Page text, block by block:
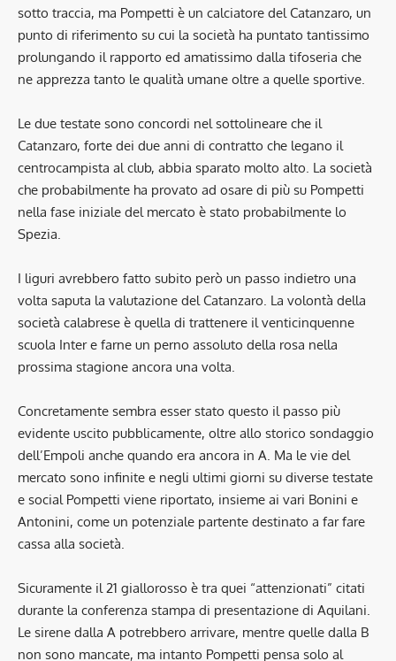
sotto traccia, ma Pompetti è un calciatore del Catanzaro, un
punto di riferimento su cui la società ha puntato tantissimo
prolungando il rapporto ed amatissimo dalla tifoseria che
ne apprezza tanto le qualità umane oltre a quelle sportive.
Le due testate sono concordi nel sottolineare che il
Catanzaro, forte dei due anni di contratto che legano il
centrocampista al club, abbia sparato molto alto. La società
che probabilmente ha provato ad osare di più su Pompetti
nella fase iniziale del mercato è stato probabilmente lo
Spezia.
I liguri avrebbero fatto subito però un passo indietro una
volta saputa la valutazione del Catanzaro. La volontà della
società calabrese è quella di trattenere il venticinquenne
scuola Inter e farne un perno assoluto della rosa nella
prossima stagione ancora una volta.
Concretamente sembra esser stato questo il passo più
evidente uscito pubblicamente, oltre allo storico sondaggio
dell’Empoli anche quando era ancora in A. Ma le vie del
mercato sono infinite e negli ultimi giorni su diverse testate
e social Pompetti viene riportato, insieme ai vari Bonini e
Antonini, come un potenziale partente destinato a far fare
cassa alla società.
Sicuramente il 21 giallorosso è tra quei “attenzionati” citati
durante la conferenza stampa di presentazione di Aquilani.
Le sirene dalla A potrebbero arrivare, mentre quelle dalla B
non sono mancate, ma intanto Pompetti pensa solo al